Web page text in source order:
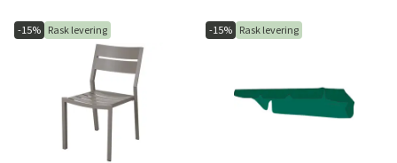
-15% Rask levering -15% Rask levering